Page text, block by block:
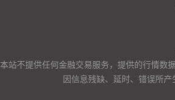
本站不提供任何金融交易服务，提供的行情数
因信息残缺、延时、错误所